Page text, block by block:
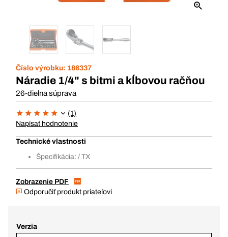
Číslo výrobku: 186337
Náradie 1/4" s bitmi a kĺbovou račňou
26-dielna súprava
(1)
Napísať hodnotenie
Technické vlastnosti
Špecifikácia: / TX
Zobrazenie PDF
Odporučiť produkt priateľovi
Verzia